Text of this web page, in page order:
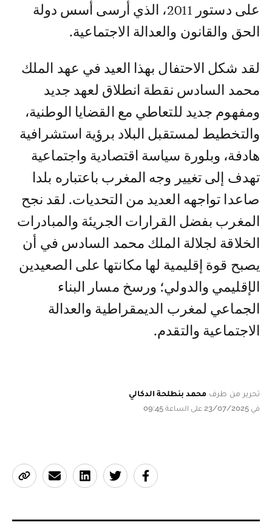
على دستور 2011، الذي أرسى أسس دولة
الحق والقانون والعدالة الاجتماعية.
لقد شكل الاحتفال بهذا العيد في عهد الملك
محمد السادس نقطة انطلاق لعهد جديد
ومفهوم جديد للتعاطي مع القضايا الوطنية،
والتخطيط لمستقبل البلاد برؤية استشرافية
هادفة، وبلورة سياسة اقتصادية واجتماعية
تهدف إلى تغيير وجه المغرب باعتباره بلدا
صاعدا تواجهه العديد من التحديات. لقد نجح
المغرب بفضل القرارات الجريئة والمبادرات
الخلاقة لجلالة الملك محمد السادس في أن
يصبح قوة إقليمية لها مكانتها على الصعيدين
الإقليمي والدولي؛ ورسخ مسار البناء
الجماعي لمغرب الديمقراطية والعدالة
الاجتماعية والتقدم.
تحرير من طرف محمد بنطلحة الدكالي
في 23/07/2025 على الساعة 09:45